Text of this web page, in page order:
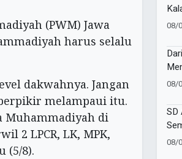
(PWM) Jawa
harus selalu
dakwahnya. Jangan
melampaui itu.
Muhammadiyah di
2 LPCR, LK, MPK,
(5/8).
08/
08/
SD
08/